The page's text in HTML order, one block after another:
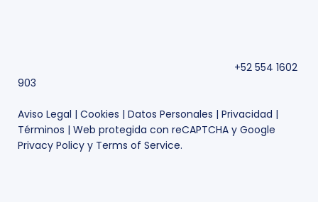
+52 554 1602
903
Aviso Legal | Cookies | Datos Personales | Privacidad |
Términos | Web protegida con reCAPTCHA y Google
Privacy Policy y Terms of Service.